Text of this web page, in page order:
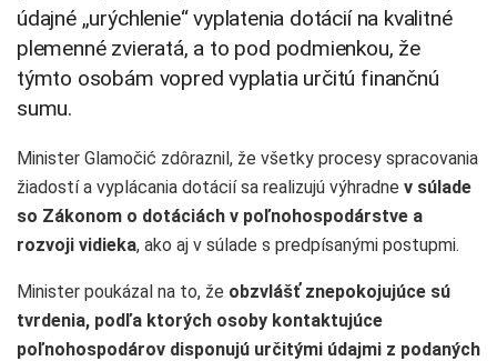
údajné „urýchlenie“ vyplatenia dotácií na kvalitné
plemenné zvieratá, a to pod podmienkou, že
týmto osobám vopred vyplatia určitú finančnú
sumu.
Minister Glamočić zdôraznil, že všetky procesy spracovania
žiadostí a vyplácania dotácií sa realizujú výhradne v súlade
so Zákonom o dotáciách v poľnohospodárstve a
rozvoji vidieka, ako aj v súlade s predpísanými postupmi.
Minister poukázal na to, že obzvlášť znepokojujúce sú
tvrdenia, podľa ktorých osoby kontaktujúce
poľnohospodárov disponujú určitými údajmi z podaných